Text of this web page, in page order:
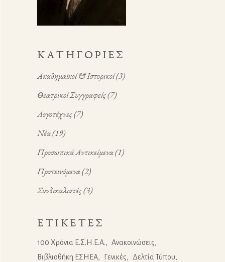
KΑΤΗΓΟΡΊΕΣ
Ακαδημαϊκοί & Ιστορικοί(3)
Θεατρικοί Συγγραφείς(7)
Λογοτέχνες(7)
Νέα(19)
Προσωπικά Αντικείμενα(1)
Προτεινόμενα(2)
Συνδικαλιστές(3)
ΕΤΙΚΈΤΕΣ
100 Χρόνια Ε.Σ.Η.Ε.Α.
Ανακοινώσεις
Βιβλιοθήκη ΕΣΗΕΑ
Γενικές
Δελτία Τύπου